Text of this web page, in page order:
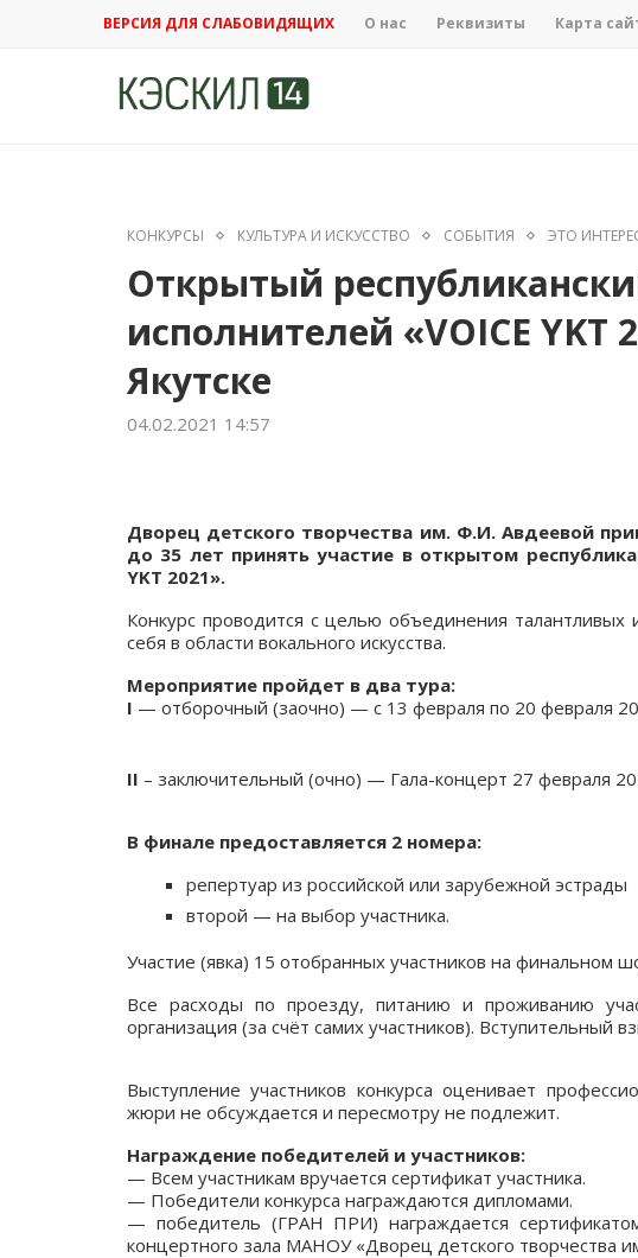
ВЕРСИЯ ДЛЯ СЛАБОВИДЯЩИХ О нас Реквизиты Карта
КОНКУРСЫ КУЛЬТУРА И ИСКУССТВО СОБЫТИЯ ЭТО
Открытый
исполнителей «VOICE YKT
Якутске
04.02.2021 14:57
Дворец детского творчества им. Ф.И. Авдеевой
до 35 лет принять участие в открытом
YKT 2021».
Конкурс проводится с целью объединения талантливых
себя в области вокального искусства.
Мероприятие пройдет в два тура:
I — отборочный (заочно) — с 13 февраля по 20 февраля
II – заключительный (очно) — Гала-концерт 27 февраля
В финале предоставляется 2 номера:
репертуар из российской или зарубежной эстрады
второй — на выбор участника.
Участие (явка) 15 отобранных участников на финальном
Все расходы по проезду, питанию и проживанию
организация (за счёт самих участников). Вступительный
Выступление участников конкурса оценивает
жюри не обсуждается и пересмотру не подлежит.
Награждение победителей и участников:
— Всем участникам вручается сертификат участника.
— Победители конкурса награждаются дипломами.
— победитель (ГРАН ПРИ) награждается
концертного зала МАНОУ «Дворец детского творчества